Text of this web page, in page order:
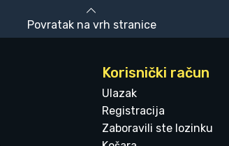
Povratak na vrh stranice
Korisnički račun
Ulazak
Registracija
Zaboravili ste lozinku